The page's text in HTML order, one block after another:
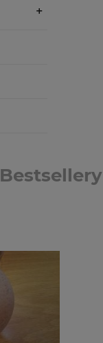
Bestsellery